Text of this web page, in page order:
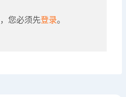
您必须先登录。